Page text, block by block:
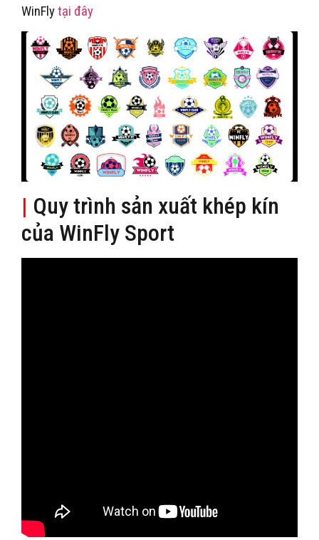
WinFlytại đây
| Quy trình sản xuất khép kín
của WinFly Sport